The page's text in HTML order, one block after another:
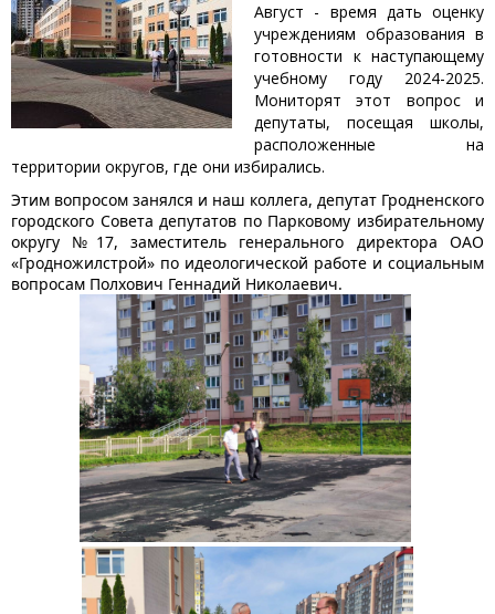
Август - время дать оценку
учреждениям образования в
готовности к наступающему
учебному году 2024-2025.
Мониторят этот вопрос и
депутаты, посещая школы,
расположенные на
территории округов, где они избирались.
Этим вопросом занялся и наш коллега, депутат Гродненского
городского Совета депутатов по Парковому избирательному
округу №17, заместитель генерального директора ОАО
«Гродножилстрой» по идеологической работе и социальным
вопросам Полхович Геннадий Николаевич.